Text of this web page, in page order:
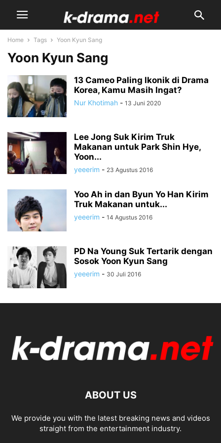
Home Tags Yoon Kyun Sang
Yoon Kyun Sang
13 Cameo Paling Ikonik di Drama
Korea, Kamu Masih Ingat?
Nur Khotimah - 13 Juni 2020
Lee Jong Suk Kirim Truk
Makanan untuk Park Shin Hye,
Yoon...
yeeerim - 23 Agustus 2016
Yoo Ah in dan Byun Yo Han Kirim
Truk Makanan untuk...
yeeerim - 14 Agustus 2016
PD Na Young Suk Tertarik dengan
Sosok Yoon Kyun Sang
yeeerim - 30 Juli 2016
ABOUT US
We provide you with the latest breaking news and videos
straight from the entertainment industry.